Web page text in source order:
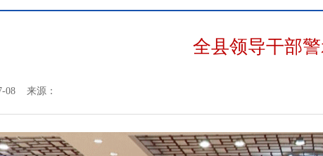
全县领导干部
08 来源：